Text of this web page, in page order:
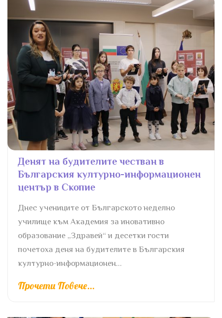
Денят на будителите честван в
Българския културно-информационен
център в Скопие
Днес учениците от Българското неделно
училище към Академия за иновативно
образование „Здравей“ и десетки гости
почетоха деня на будителите в Българския
културно-информационен...
Прочети Повече...